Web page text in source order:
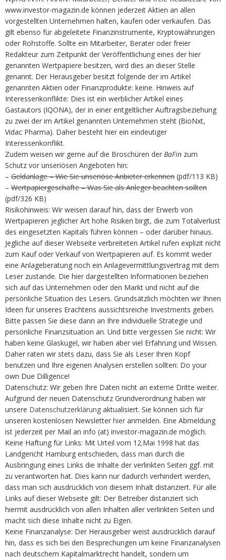
www.investor-magazin.de können jederzeit Aktien an allen
vorgestellten Unternehmen halten, kaufen oder verkaufen. Das
gilt ebenso für abgeleitete Finanzinstrumente, Kryptowährungen
oder Rohstoffe. Sollte ein Mitarbeiter, Berater oder freier
Redakteur zum Zeitpunkt der Veröffentlichung eines der hier
genannten Wertpapiere besitzen, wird dies an dieser Stelle
genannt. Der Herausgeber besitzt folgende der im Artikel
genannten Aktien oder Finanzprodukte: keine. Hinweis auf
Interessenkonflikte: Dies ist ein werblicher Artikel eines
Gastautors (IQONA), der in einer entgeltlicher Auftragsbeziehung
zu zwei der im Artikel genannten Unternehmen steht (BioNxt,
Vidac Pharma). Daher besteht hier ein eindeutiger
Interessenkonflikt.
Zudem weisen wir gerne auf die Broschüren der BaFin zum
Schutz vor unseriösen Angeboten hin:
– Geldanlage – Wie Sie unseriöse Anbieter erkennen (pdf/113 KB)
– Wertpapiergeschäfte – Was Sie als Anleger beachten sollten
(pdf/326 KB)
Risikohinweis: Wir weisen darauf hin, dass der Erwerb von
Wertpapieren jeglicher Art hohe Risiken birgt, die zum Totalverlust
des eingesetzten Kapitals führen können – oder darüber hinaus.
Jegliche auf dieser Webseite verbreiteten Artikel rufen explizit nicht
zum Kauf oder Verkauf von Wertpapieren auf. Es kommt weder
eine Anlageberatung noch ein Anlagevermittlungsvertrag mit dem
Leser zustande. Die hier dargestellten Informationen beziehen
sich auf das Unternehmen oder den Markt und nicht auf die
persönliche Situation des Lesers. Grundsätzlich möchten wir Ihnen
Ideen für unseres Erachtens aussichtsreiche Investments geben.
Bitte passen Sie diese dann an Ihre individuelle Strategie und
persönliche Finanzsituation an. Und bitte vergessen Sie nicht: Wir
haben keine Glaskugel, wir haben aber viel Erfahrung und Wissen.
Daher raten wir stets dazu, dass Sie als Leser Ihren Kopf
benutzen und Ihre eigenen Analysen erstellen sollten: Do your
own Due Dilligence!
Datenschutz: Wir geben Ihre Daten nicht an externe Dritte weiter.
Aufgrund der neuen Datenschutz Grundverordnung haben wir
unsere Datenschutzerklärung aktualisiert. Sie können sich für
unseren kostenlosen Newsletter hier anmelden. Eine Abmeldung
ist jederzeit per Mail an info (at) investor-magazin.de möglich.
Keine Haftung für Links: Mit Urteil vom 12.Mai 1998 hat das
Landgericht Hamburg entschieden, dass man durch die
Ausbringung eines Links die Inhalte der verlinkten Seiten ggf. mit
zu verantworten hat. Dies kann nur dadurch verhindert werden,
dass man sich ausdrücklich von diesem Inhalt distanziert. Für alle
Links auf dieser Webseite gilt: Der Betreiber distanziert sich
hiermit ausdrücklich von allen Inhalten aller verlinkten Seiten und
macht sich diese Inhalte nicht zu Eigen.
Keine Finanzanalyse: Der Herausgeber weist ausdrücklich darauf
hin, dass es sich bei den Besprechungen um keine Finanzanalysen
nach deutschem Kapitalmarktrecht handelt, sondern um